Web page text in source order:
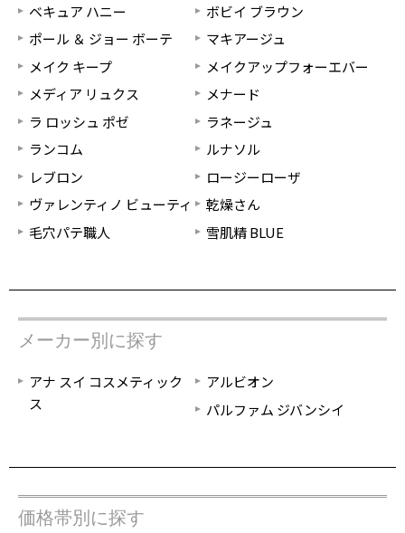
ベキュア ハニー
ボビイ ブラウン
ポール ＆ ジョー ボーテ
マキアージュ
メイク キープ
メイクアップフォーエバー
メディア リュクス
メナード
ラ ロッシュ ポゼ
ラネージュ
ランコム
ルナソル
レブロン
ロージーローザ
ヴァレンティノ ビューティ
乾燥さん
毛穴パテ職人
雪肌精 BLUE
メーカー別に探す
アナ スイ コスメティック
ス
アルビオン
パルファム ジバンシイ
価格帯別に探す